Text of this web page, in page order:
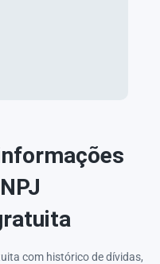
com histórico de dívidas,